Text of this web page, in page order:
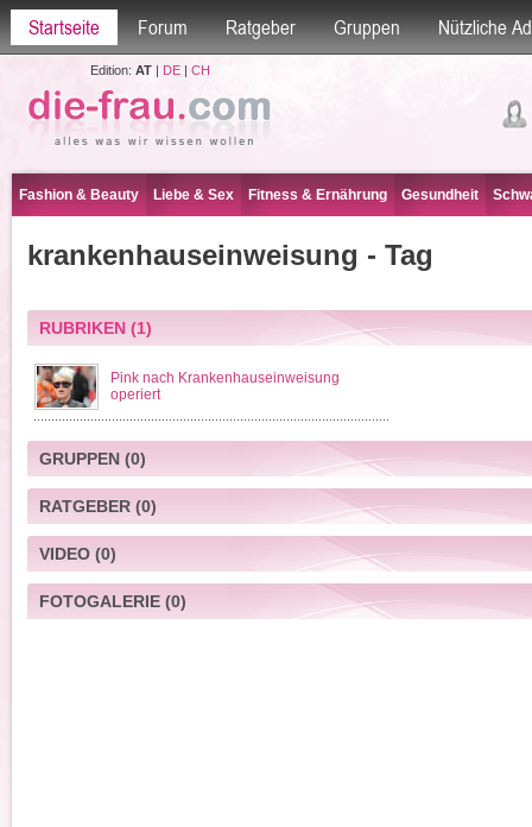
Startseite Forum Ratgeber Gruppen Nützliche
Edition: AT| DE| CH
Fashion & Beauty Liebe & Sex Fitness & Ernährung Gesundheit
krankenhauseinweisung - Tag
RUBRIKEN(1)
Pink nach Krankenhauseinweisung
operiert
GRUPPEN(0)
RATGEBER(0)
VIDEO(0)
FOTOGALERIE(0)